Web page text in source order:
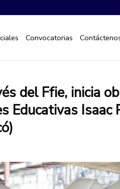
Convocatorias
del Ffie, inicia
Isaac